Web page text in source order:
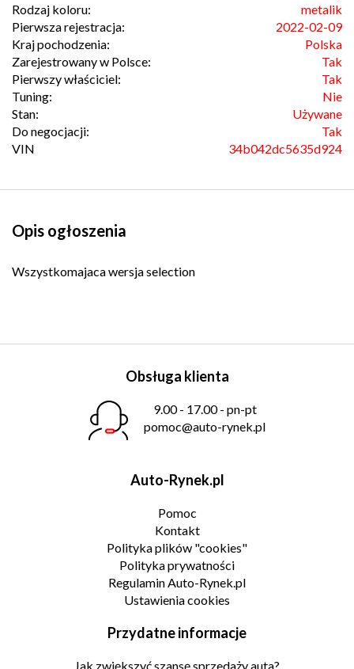
Rodzaj koloru:
metalik
Pierwsza rejestracja:
2022-02-09
Kraj pochodzenia:
Polska
Zarejestrowany w Polsce:
Tak
Pierwszy właściciel:
Tak
Tuning:
Nie
Stan:
Używane
Do negocjacji:
Tak
VIN
34b042dc5635d924
Opis ogłoszenia
Wszystkomajaca wersja selection
Obsługa klienta
9.00 - 17.00 - pn-pt
pomoc@auto-rynek.pl
Auto-Rynek.pl
Pomoc
Kontakt
Polityka plików "cookies"
Polityka prywatności
Regulamin Auto-Rynek.pl
Ustawienia cookies
Przydatne informacje
Jak zwiększyć szansę sprzedaży auta?